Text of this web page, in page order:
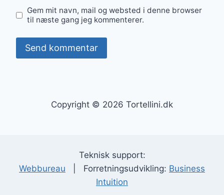
Gem mit navn, mail og websted i denne browser
til næste gang jeg kommenterer.
Copyright © 2026 Tortellini.dk
Teknisk support:
Webbureau | Forretningsudvikling: Business
Intuition